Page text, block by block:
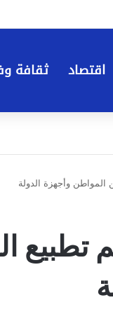
اقتصاد ثقافة
وأجهزة الدولة